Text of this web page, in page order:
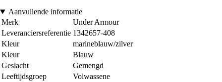
Aanvullende informatie
Merk
Under Armour
Leveranciersreferentie 1342657-408
Kleur
marineblauw/zilver
Kleur
Blauw
Geslacht
Gemengd
Leeftijdsgroep
Volwassene